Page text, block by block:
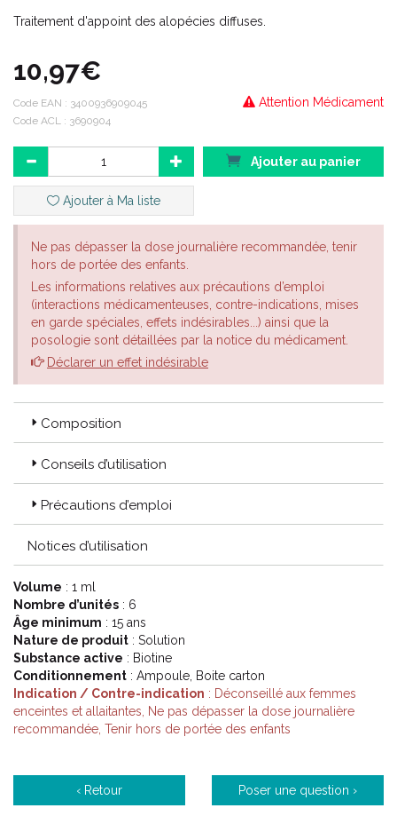
Traitement d'appoint des alopécies diffuses.
10,97€
Attention Médicament
Code EAN : 3400936909045
Code ACL : 3690904
Ajouter au panier
Ajouter à Ma liste
Ne pas dépasser la dose journalière recommandée, tenir
hors de portée des enfants.
Les informations relatives aux précautions d’emploi
(interactions médicamenteuses, contre-indications, mises
en garde spéciales, effets indésirables...) ainsi que la
posologie sont détaillées par la notice du médicament.
Déclarer un effet indésirable
Composition
Conseils d’utilisation
Précautions d’emploi
Notices d’utilisation
Volume : 1 ml
Nombre d’unités : 6
Âge minimum : 15 ans
Nature de produit : Solution
Substance active : Biotine
Conditionnement : Ampoule, Boite carton
Indication / Contre-indication : Déconseillé aux femmes
enceintes et allaitantes, Ne pas dépasser la dose journalière
recommandée, Tenir hors de portée des enfants
‹ Retour Poser une question ›